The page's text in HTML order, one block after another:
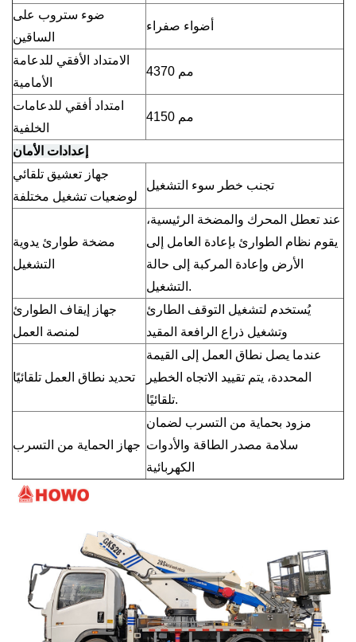
ضوء ستروب على
الساقين
أضواء صفراء
الامتداد الأفقي للدعامة
الأمامية
4370 مم
امتداد أفقي للدعامات
الخلفية
4150 مم
إعدادات الأمان
جهاز تعشيق تلقائي
لوضعيات تشغيل مختلفة
تجنب خطر سوء التشغيل
مضخة طوارئ يدوية
التشغيل
عند تعطل المحرك والمضخة الرئيسية،
يقوم نظام الطوارئ بإعادة العامل إلى
الأرض وإعادة المركبة إلى حالة
التشغيل.
جهاز إيقاف الطوارئ
لمنصة العمل
يُستخدم لتشغيل التوقف الطارئ
وتشغيل ذراع الرافعة المقيد
تحديد نطاق العمل تلقائيًا
عندما يصل نطاق العمل إلى القيمة
المحددة، يتم تقييد الاتجاه الخطير
تلقائيًا.
جهاز الحماية من التسرب
مزود بحماية من التسرب لضمان
سلامة مصدر الطاقة والأدوات
الكهربائية